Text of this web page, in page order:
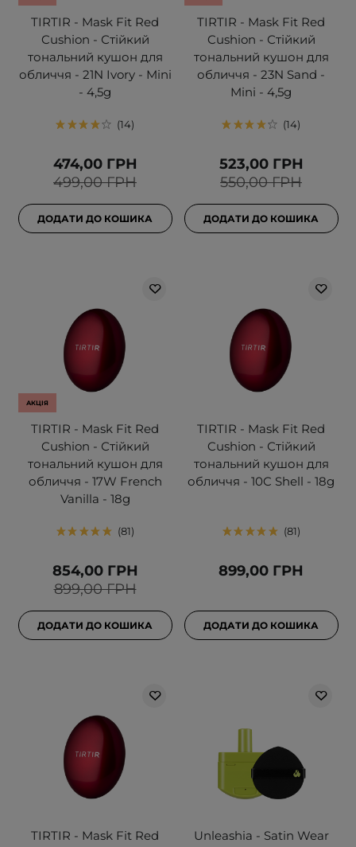
TIRTIR - Mask Fit Red
Cushion - Стійкий
тональний кушон для
обличчя - 21N Ivory - Mini
- 4,5g
14
499,00 ГРН
474,00 ГРН
ДОДАТИ ДО КОШИКА
TIRTIR - Mask Fit Red
Cushion - Стійкий
тональний кушон для
обличчя - 23N Sand -
Mini - 4,5g
14
550,00 ГРН
523,00 ГРН
ДОДАТИ ДО КОШИКА
АКЦІЯ
TIRTIR - Mask Fit Red
Cushion - Стійкий
тональний кушон для
обличчя - 17W French
Vanilla - 18g
81
899,00 ГРН
854,00 ГРН
ДОДАТИ ДО КОШИКА
TIRTIR - Mask Fit Red
Cushion - Стійкий
тональний кушон для
обличчя - 10C Shell - 18g
81
899,00 ГРН
ДОДАТИ ДО КОШИКА
TIRTIR - Mask Fit Red
Unleashia - Satin Wear